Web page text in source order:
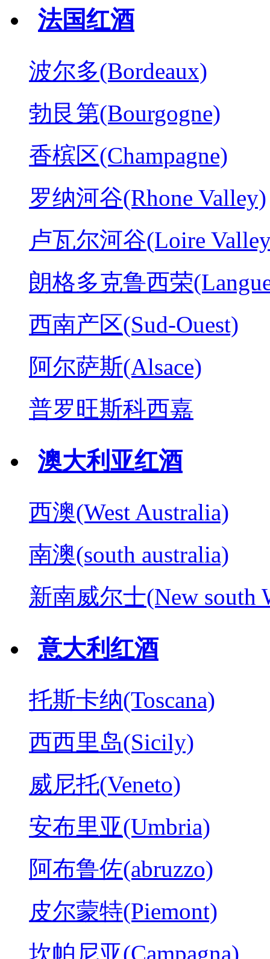
法国红酒
波尔多(Bordeaux)
勃艮第(Bourgogne)
香槟区(Champagne)
罗纳河谷(Rhone Valley)
卢瓦尔河谷(Loire
朗格多克鲁西荣
西南产区(Sud-Ouest)
阿尔萨斯(Alsace)
普罗旺斯科西嘉
澳大利亚红酒
西澳(West Australia)
南澳(south australia)
新南威尔士(New south
意大利红酒
托斯卡纳(Toscana)
西西里岛(Sicily)
威尼托(Veneto)
安布里亚(Umbria)
阿布鲁佐(abruzzo)
皮尔蒙特(Piemont)
坎帕尼亚(Campagna)